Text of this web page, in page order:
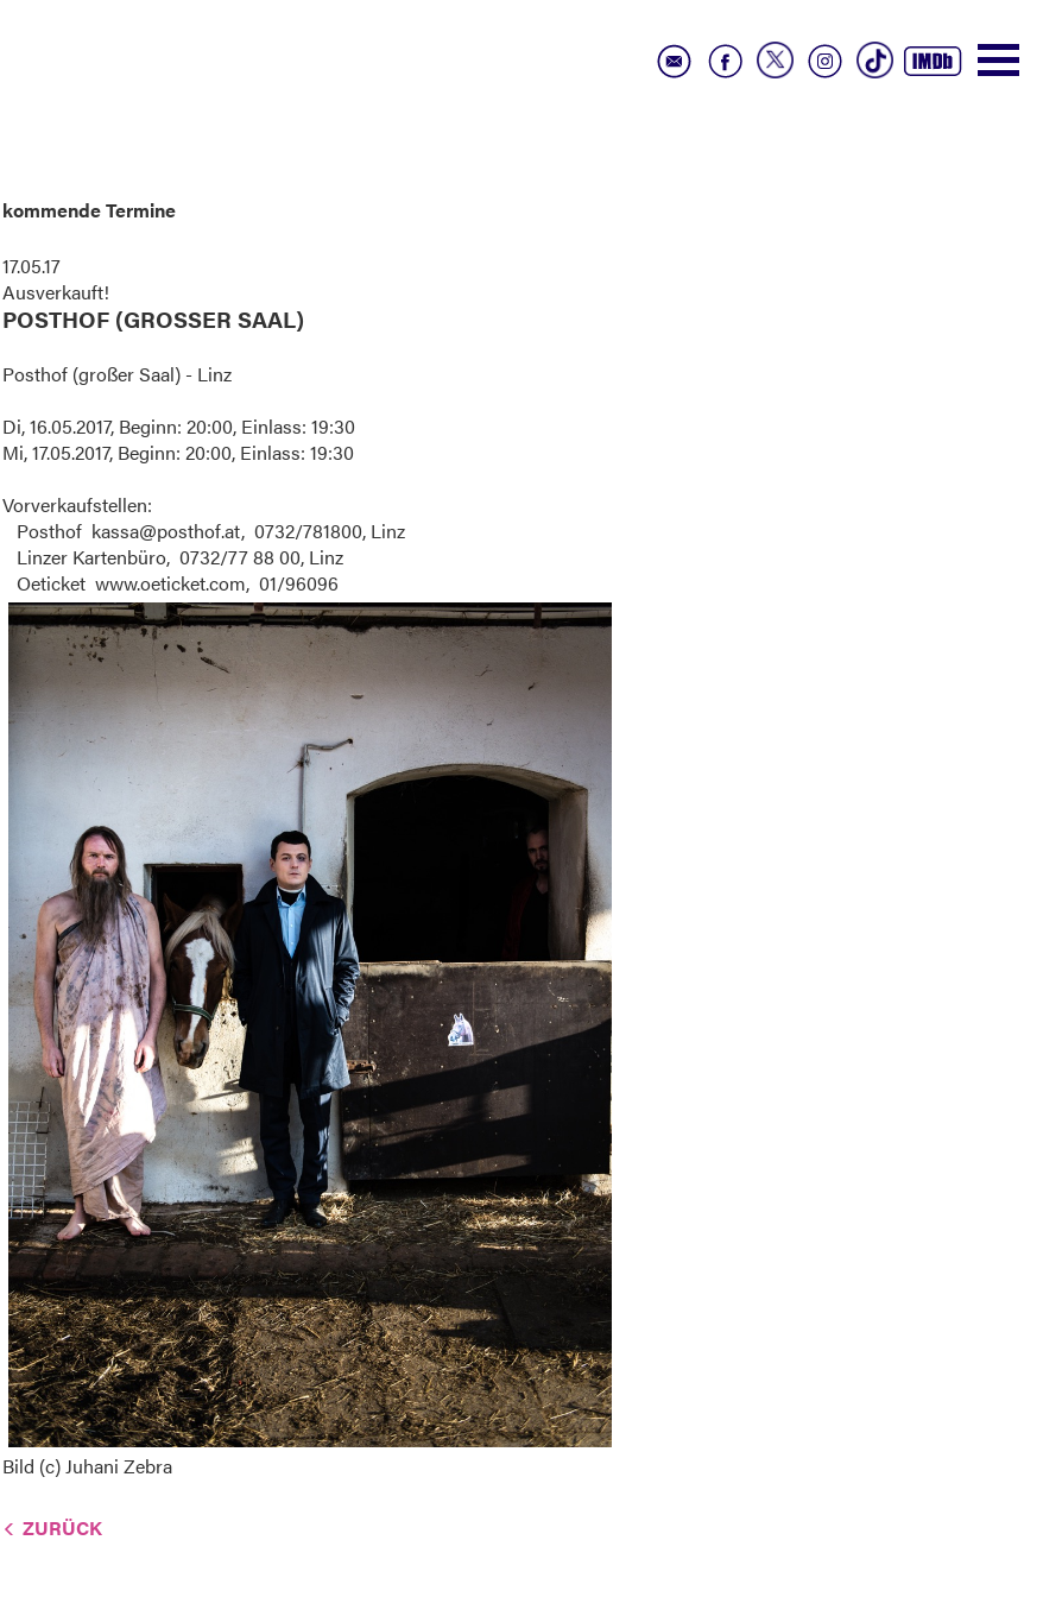
kommende Termine
17.05.17
Ausverkauft!
POSTHOF (GROSSER SAAL)
Posthof (großer Saal) - Linz
Di, 16.05.2017, Beginn: 20:00, Einlass: 19:30
Mi, 17.05.2017, Beginn: 20:00, Einlass: 19:30
Vorverkaufstellen:
Posthof kassa@posthof.at, 0732/781800, Linz
Linzer Kartenbüro, 0732/77 88 00, Linz
Oeticket www.oeticket.com, 01/96096
Bild (c) Juhani Zebra
ZURÜCK